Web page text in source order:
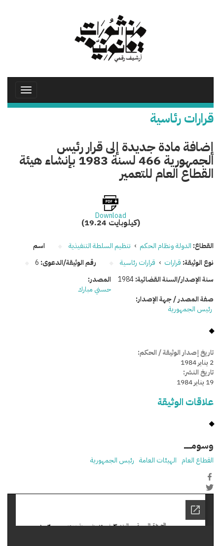
Toggle
قرارات رئاسية
إضافة مادة جديدة إلى قرار رئيس
الجمهورية 466 لسنة 1983 بإنشاء هيئة
القطاع العام للتعمير
Download
(19.24 كيلوبايت)
القطاع: الدولة ونظام الحكم › تنظيم السلطة التنفيذية
نوع الوثيقة: قرارات › قرارات رئاسية رقم الوثيقة/الدعوى: 6
سنة الإصدار/السنة القضائية:1984
اسم
المصدر:
حسني مبارك
صفة المصدر / جهة الإصدار:
رئيس الجمهورية
تاريخ إصدار الوثيقة / الحكم:
2 يناير 1984
تاريخ النشر:
19 يناير 1984
علاقات الوثيقة
وسومـــــ
القطاع العام الهيئات العامة رئيس الجمهورية